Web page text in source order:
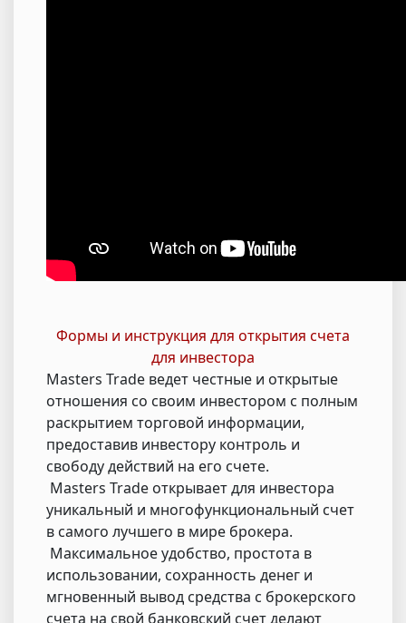
Формы и инструкция для открытия счета
для инвестора
Masters Trade ведет честные и открытые
отношения со своим инвестором с полным
раскрытием торговой информации,
предоставив инвестору контроль и
свободу действий на его счете.
Masters Trade открывает для инвестора
уникальный и многофункциональный счет
в самого лучшего в мире брокера.
Максимальное удобство, простота в
использовании, сохранность денег и
мгновенный вывод средства с брокерского
счета на свой банковский счет делают